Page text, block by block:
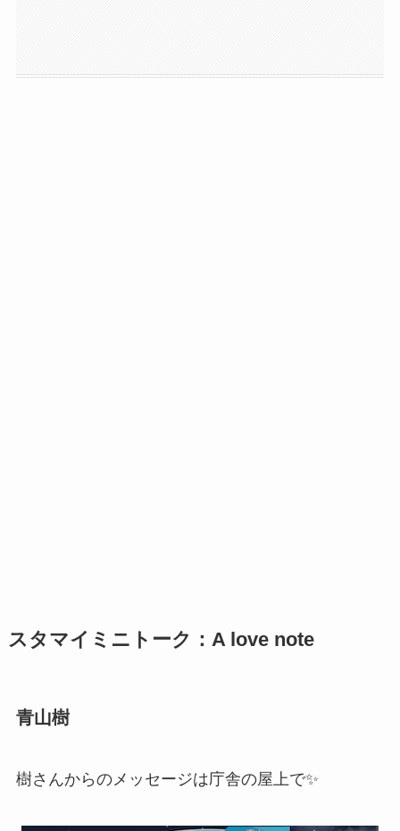
スタマイミニトーク：A love note
青山樹
樹さんからのメッセージは庁舎の屋上で✨